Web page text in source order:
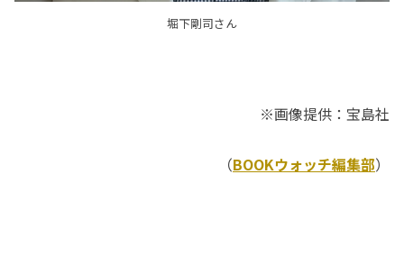
堀下剛司さん
※画像提供：宝島社
（BOOKウォッチ編集部）